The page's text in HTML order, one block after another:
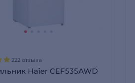
222 отзыва
Haier CEF535AWD